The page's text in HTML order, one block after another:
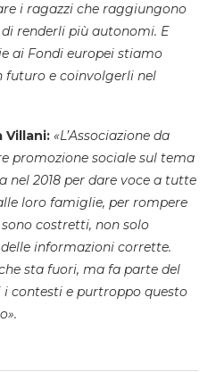
i ragazzi che raggiungono
renderli più autonomi. E
ai Fondi europei stiamo
futuro e coinvolgerli nel
Villani: «L’Associazione da
promozione sociale sul tema
nel 2018 per dare voce a tutte
loro famiglie, per rompere
costretti, non solo
informazioni corrette.
sta fuori, ma fa parte del
contesti e purtroppo questo